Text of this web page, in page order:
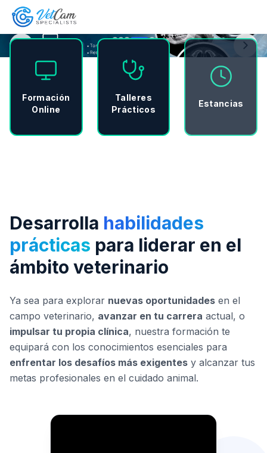
Formación
Online
Talleres
Prácticos
Estancias
Desarrolla habilidades
prácticas para liderar en el
ámbito veterinario
Ya sea para explorar nuevas oportunidades en el
campo veterinario, avanzar en tu carrera actual, o
impulsar tu propia clínica, nuestra formación te
equipará con los conocimientos esenciales para
enfrentar los desafíos más exigentes y alcanzar tus
metas profesionales en el cuidado animal.